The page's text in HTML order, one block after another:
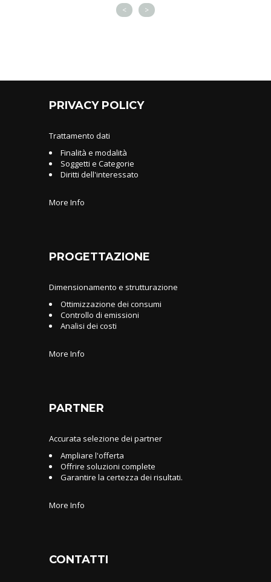
< >
PRIVACY POLICY
Trattamento dati
Finalità e modalità
Soggetti e Categorie
Diritti dell'interessato
More Info
PROGETTAZIONE
Dimensionamento e strutturazione
Ottimizzazione dei consumi
Controllo di emissioni
Analisi dei costi
More Info
PARTNER
Accurata selezione dei partner
Ampliare l'offerta
Offrire soluzioni complete
Garantire la certezza dei risultati.
More Info
CONTATTI